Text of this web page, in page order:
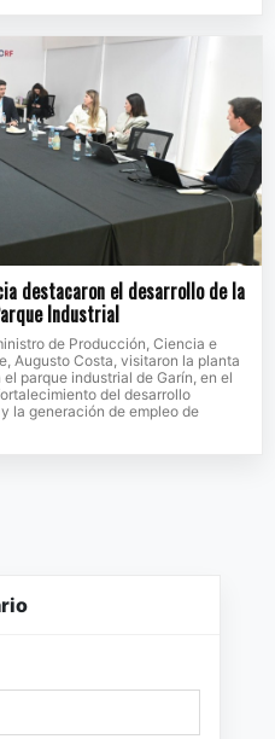
destacaron el desarrollo de la
Industrial
de Producción, Ciencia e
Augusto Costa, visitaron la planta
parque industrial de Garín, en el
del desarrollo
la generación de empleo de